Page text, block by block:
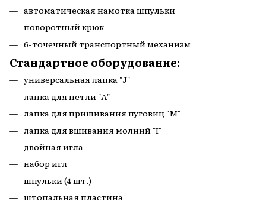
автоматическая намотка шпульки
поворотный крюк
6-точечный транспортный механизм
Стандартное оборудование:
универсальная лапка "J"
лапка для петли "А"
лапка для пришивания пуговиц "М"
лапка для вшивания молний "I"
двойная игла
набор игл
шпульки (4 шт.)
штопальная пластина